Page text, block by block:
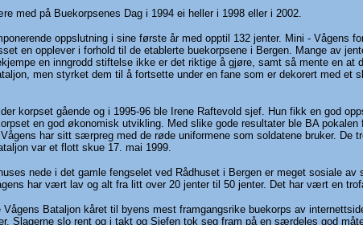
med på Buekorpsenes Dag i 1994 ei heller i 1998 eller i 2002.
oppslutning i sine første år med opptil 132 jenter. Mini -
en opplever i forhold til de etablerte buekorpsene i Bergen. Mange av
en inngrodd stiftelse ikke er det riktige å gjøre, samt så mente en
men styrket dem til å fortsette under en fane som er dekorert med
korpset gående og i 1995-96 ble Irene Raftevold sjef. Hun fikk en god
en god økonomisk utvikling. Med slike gode resultater ble BA
har sitt særpreg med de røde uniformene som soldatene bruker.
var et flott skue 17. mai 1999.
nede i det gamle fengselet ved Rådhuset i Bergen er meget sosiale
har vært lav og alt fra litt over 20 jenter til 50 jenter. Det har vært en
Vågens Bataljon kåret til byens mest framgangsrike buekorps av
Slagerne slo rent og i takt og Sjefen tok seg fram på en særdeles god